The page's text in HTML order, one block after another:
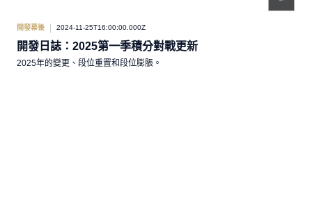
開發幕後 2024-11-25T16:00:00.000Z
開發日誌：2025第一季積分對戰更新
2025年的變更、段位重置和段位膨脹。